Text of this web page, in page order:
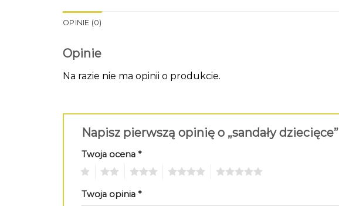
OPINIE (0)
Opinie
Na razie nie ma opinii o produkcie.
Napisz pierwszą opinię o „sandały dziecięce”
Twoja ocena *
Twoja opinia *